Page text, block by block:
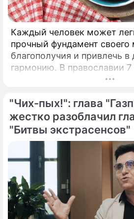
Каждый человек может
прочный фундамент своего
благополучия и привлечь
гармонию. В православии 7
почитают память
"Чих-пых!": глава
жестко разоблачил
"Битвы экстрасенсов"